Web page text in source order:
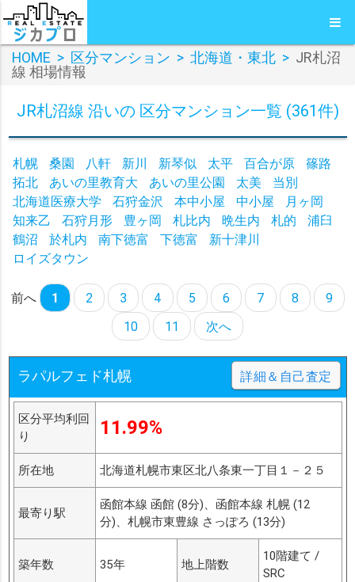
HOME > 区分マンション > 北海道・東北 > JR札沼
線 相場情報
JR札沼線 沿いの 区分マンション一覧 (361件)
札幌 桑園 八軒 新川 新琴似 太平 百合が原
篠路
拓北
あいの里教育大 あいの里公園 太美
当別
北海道医療大学
石狩金沢 本中小屋 中小屋
月ヶ岡
知来乙
石狩月形 豊ヶ岡 札比内 晩生内 札的
浦臼
鶴沼
於札内 南下徳富 下徳富
新十津川
ロイズタウン
前へ 1 2 3 4 5 6 7 8
9
10
11 次へ
ラパルフェド札幌 詳細＆自己査定
区分平均利回
り
11.99%
所在地 北海道札幌市東区北八条東一丁目１－２５
最寄り駅
函館本線 函館 (8分)、函館本線 札幌 (12
分)、札幌市東豊線 さっぽろ (13分)
築年数 35年 地上階数
10階建て /
SRC